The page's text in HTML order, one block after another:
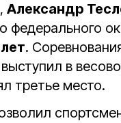
Александр
федерального
.
в
третье место.